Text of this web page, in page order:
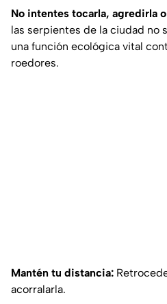
No intentes tocarla, agredirla
las serpientes de la ciudad no
una función ecológica vital
roedores.
Mantén tu distancia:
acorralarla.